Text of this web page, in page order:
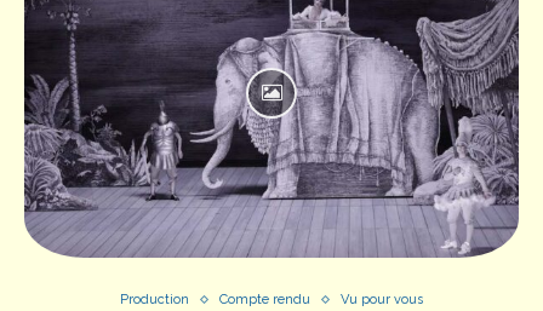
Production Compte rendu Vu pour vous